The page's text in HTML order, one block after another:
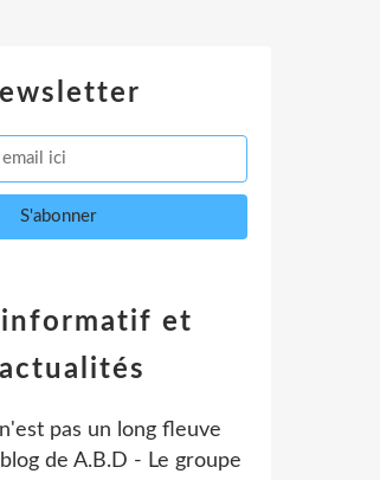
informatif et
pas un long fleuve
de A.B.D - Le groupe